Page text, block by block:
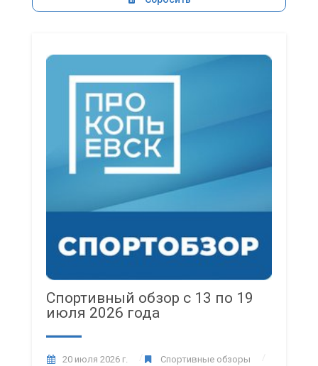
Спортивный обзор с 13 по 19
июля 2026 года
20 июля 2026 г. Спортивные обзоры